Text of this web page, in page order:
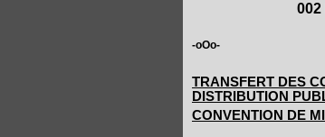
002
-oOo-
TRANSFERT DES
DISTRIBUTION
CONVENTION DE